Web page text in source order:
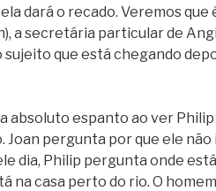
dará o recado. Veremos que
a secretária particular de
sujeito que está chegando
absoluto espanto ao ver
Joan pergunta por que ele
dia, Philip pergunta onde
na casa perto do rio. O